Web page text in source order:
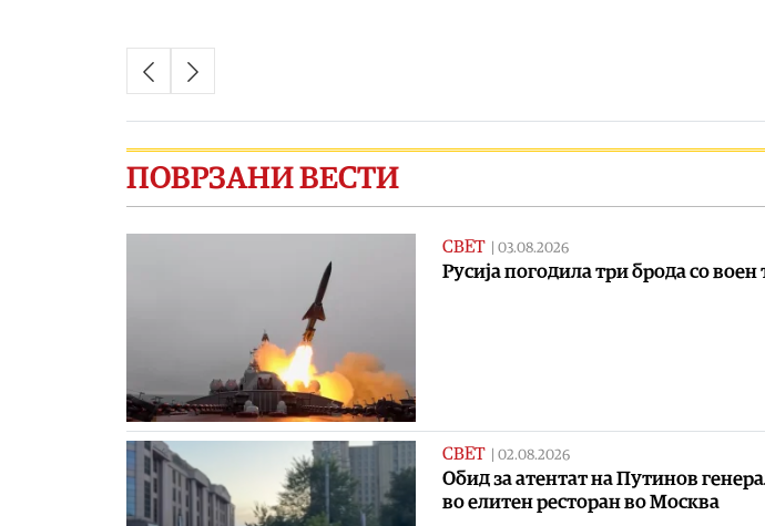
ПОВРЗАНИ ВЕСТИ
СВЕТ 03.08.2026
Русија погодила три брода со
СВЕТ 02.08.2026
Обид за атентат на Путинов
во елитен ресторан во Москва